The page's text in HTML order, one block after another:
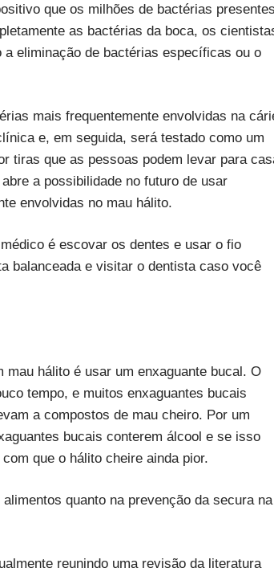
que os milhões de bactérias
as bactérias da boca, os
eliminação de bactérias específicas ou o
mais frequentemente envolvidas na
e, em seguida, será testado como um
tiras que as pessoas podem levar para
a possibilidade no futuro de usar
envolvidas no mau hálito.
é escovar os dentes e usar o fio
balanceada e visitar o dentista caso você
hálito é usar um enxaguante bucal. O
tempo, e muitos enxaguantes bucais
a compostos de mau cheiro. Por um
bucais conterem álcool e se isso
que o hálito cheire ainda pior.
quanto na prevenção da secura na
reunindo uma revisão da literatura